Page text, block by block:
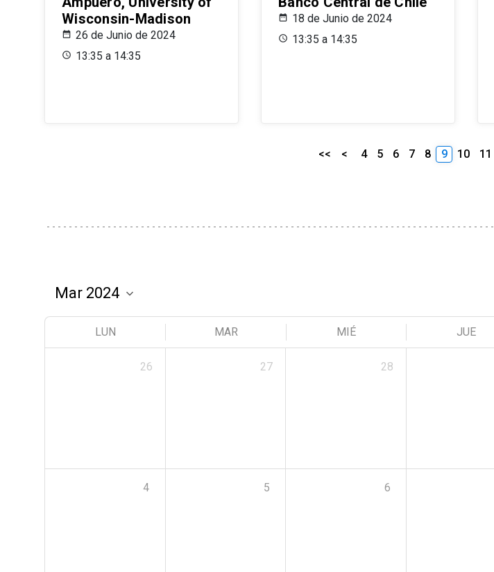
Wisconsin-Madison
26 de Junio de 2024
13:35 a 14:35
18 de Junio de 2024
13:35 a 14:35
<< < 4 5 6 7 8 9 10 11
LUN MAR MIÉ JUE
26 27 28
4 5 6